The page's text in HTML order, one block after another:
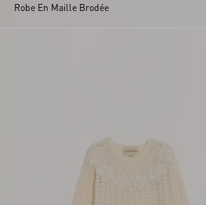
Robe En Maille Brodée